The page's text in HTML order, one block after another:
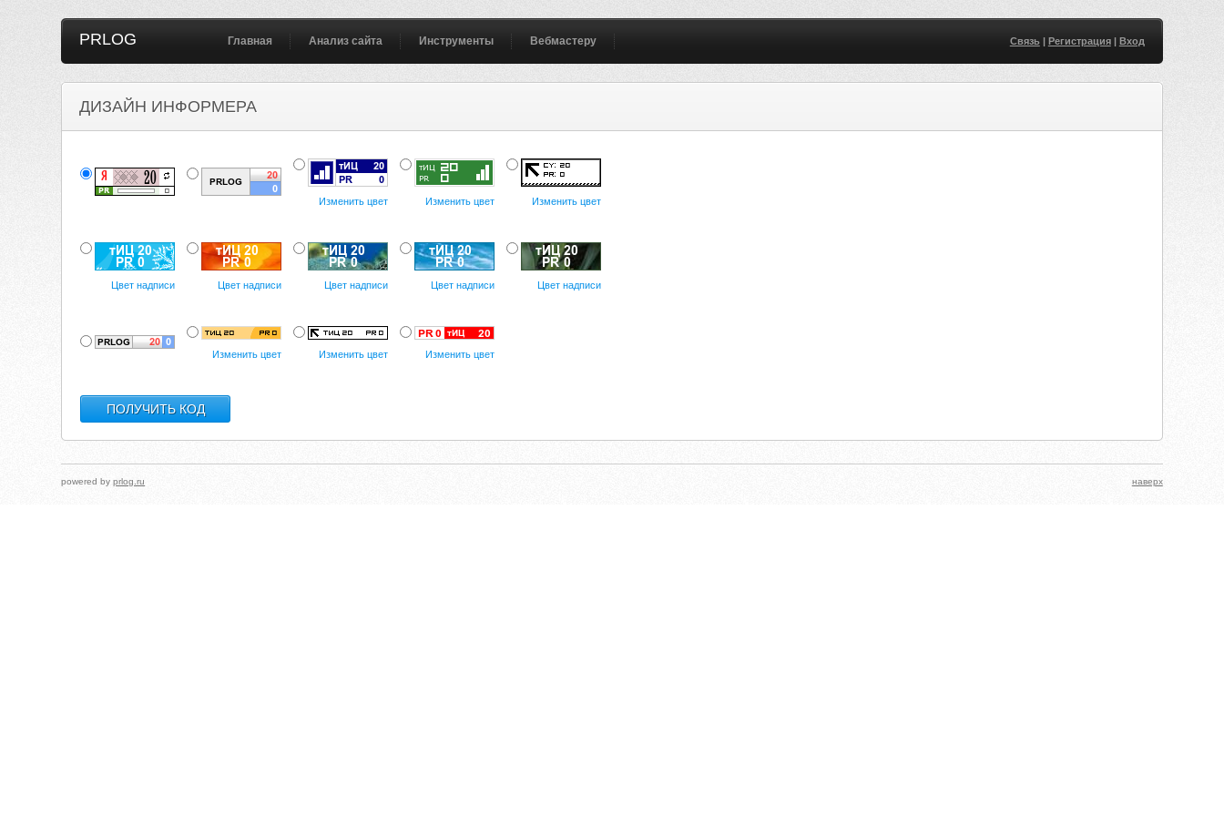
PRLOG Главная Анализ сайта Инструменты Вебмастеру Связь| Регистрация| Вход
ДИЗАЙН ИНФОРМЕРА
Изменить цвет Изменить цвет Изменить цвет
Цвет надписи Цвет надписи Цвет надписи Цвет надписи Цвет надписи
Изменить цвет Изменить цвет Изменить цвет
powered byprlog.ru наверх